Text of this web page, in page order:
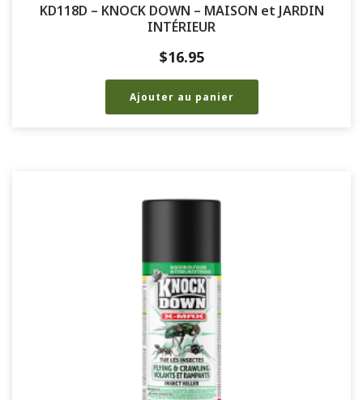
KD118D – KNOCK DOWN – MAISON et JARDIN
INTÉRIEUR
$16.95
Ajouter au panier